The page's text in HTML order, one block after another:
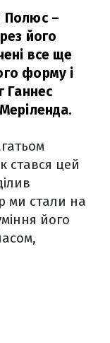
Полюс –
його
все ще
форму і
Ганнес
стався цей
ми стали на
його